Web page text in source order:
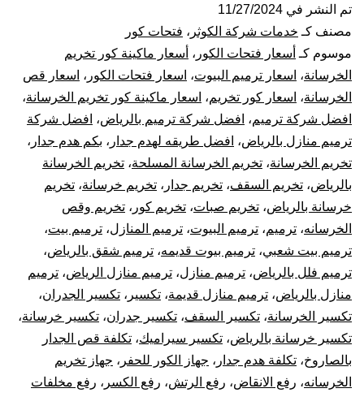
تم النشر في 11/27/2024
مصنف كـ خدمات شركة الكوثر ، فتحات كور
موسوم كـ أسعار فتحات الكور ، أسعار ماكينة كور تخريم
الخرسانة، اسعار ترميم البيوت، اسعار فتحات الكور ، اسعار قص
الخرسانة، اسعار كور تخريم، اسعار ماكينة كور تخريم الخرسانة،
افضل شركة ترميم، افضل شركة ترميم بالرياض، افضل شركة
ترميم منازل بالرياض، افضل طريقه لهدم جدار ، بكم هدم جدار ،
تخريم الخرسانة، تخريم الخرسانة المسلحة، تخريم الخرسانة
بالرياض، تخريم السقف، تخريم جدار ، تخريم خرسانة، تخريم
خرسانة بالرياض، تخريم صبات، تخريم كور ، تخريم وقص
الخرسانه، ترميم، ترميم البيوت، ترميم المنازل، ترميم بيت،
ترميم بيت شعبي، ترميم بيوت قديمه، ترميم شقق بالرياض،
ترميم فلل بالرياض، ترميم منازل، ترميم منازل الرياض، ترميم
منازل بالرياض، ترميم منازل قديمة، تكسير ، تكسير الجدران،
تكسير الخرسانة، تكسير السقف، تكسير جدران، تكسير خرسانة،
تكسير خرسانة بالرياض، تكسير سيراميك، تكلفة قص الجدار
بالصاروخ، تكلفة هدم جدار ، جهاز الكور للحفر ، جهاز تخريم
الخرسانه، رفع الانقاض، رفع الرتش، رفع الكسر ، رفع مخلفات